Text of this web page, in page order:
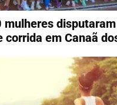
mulheres disputaram
corrida em Canaã